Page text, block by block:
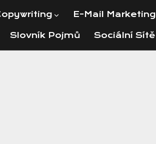
E-Mail Marketing
Slovník Pojmů Sociální Sítě